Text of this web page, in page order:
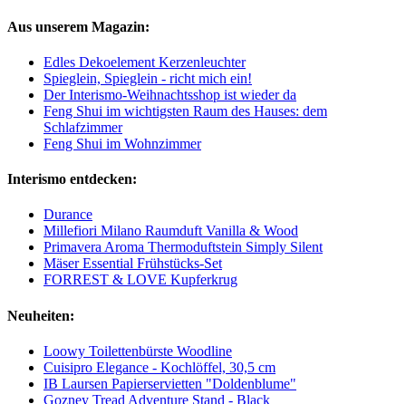
Aus unserem Magazin:
Edles Dekoelement Kerzenleuchter
Spieglein, Spieglein - richt mich ein!
Der Interismo-Weihnachtsshop ist wieder da
Feng Shui im wichtigsten Raum des Hauses: dem
Schlafzimmer
Feng Shui im Wohnzimmer
Interismo entdecken:
Durance
Millefiori Milano Raumduft Vanilla & Wood
Primavera Aroma Thermoduftstein Simply Silent
Mäser Essential Frühstücks-Set
FORREST & LOVE Kupferkrug
Neuheiten:
Loowy Toilettenbürste Woodline
Cuisipro Elegance - Kochlöffel, 30,5 cm
IB Laursen Papierservietten "Doldenblume"
Gozney Tread Adventure Stand - Black